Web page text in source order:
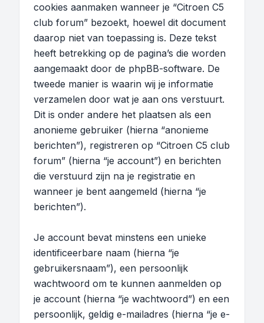
cookies aanmaken wanneer je “Citroen C5
club forum” bezoekt, hoewel dit document
daarop niet van toepassing is. Deze tekst
heeft betrekking op de pagina’s die worden
aangemaakt door de phpBB-software. De
tweede manier is waarin wij je informatie
verzamelen door wat je aan ons verstuurt.
Dit is onder andere het plaatsen als een
anonieme gebruiker (hierna “anonieme
berichten”), registreren op “Citroen C5 club
forum” (hierna “je account”) en berichten
die verstuurd zijn na je registratie en
wanneer je bent aangemeld (hierna “je
berichten”).
Je account bevat minstens een unieke
identificeerbare naam (hierna “je
gebruikersnaam”), een persoonlijk
wachtwoord om te kunnen aanmelden op
je account (hierna “je wachtwoord”) en een
persoonlijk, geldig e-mailadres (hierna “je e-